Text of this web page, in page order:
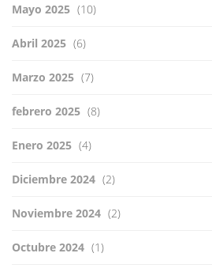
Mayo 2025 (10)
Abril 2025 (6)
Marzo 2025 (7)
febrero 2025 (8)
Enero 2025 (4)
Diciembre 2024 (2)
Noviembre 2024 (2)
Octubre 2024 (1)